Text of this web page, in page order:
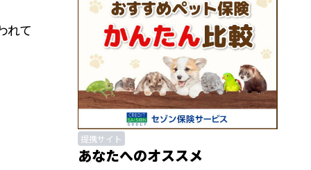
れて
提携サイト
あなたへのオススメ